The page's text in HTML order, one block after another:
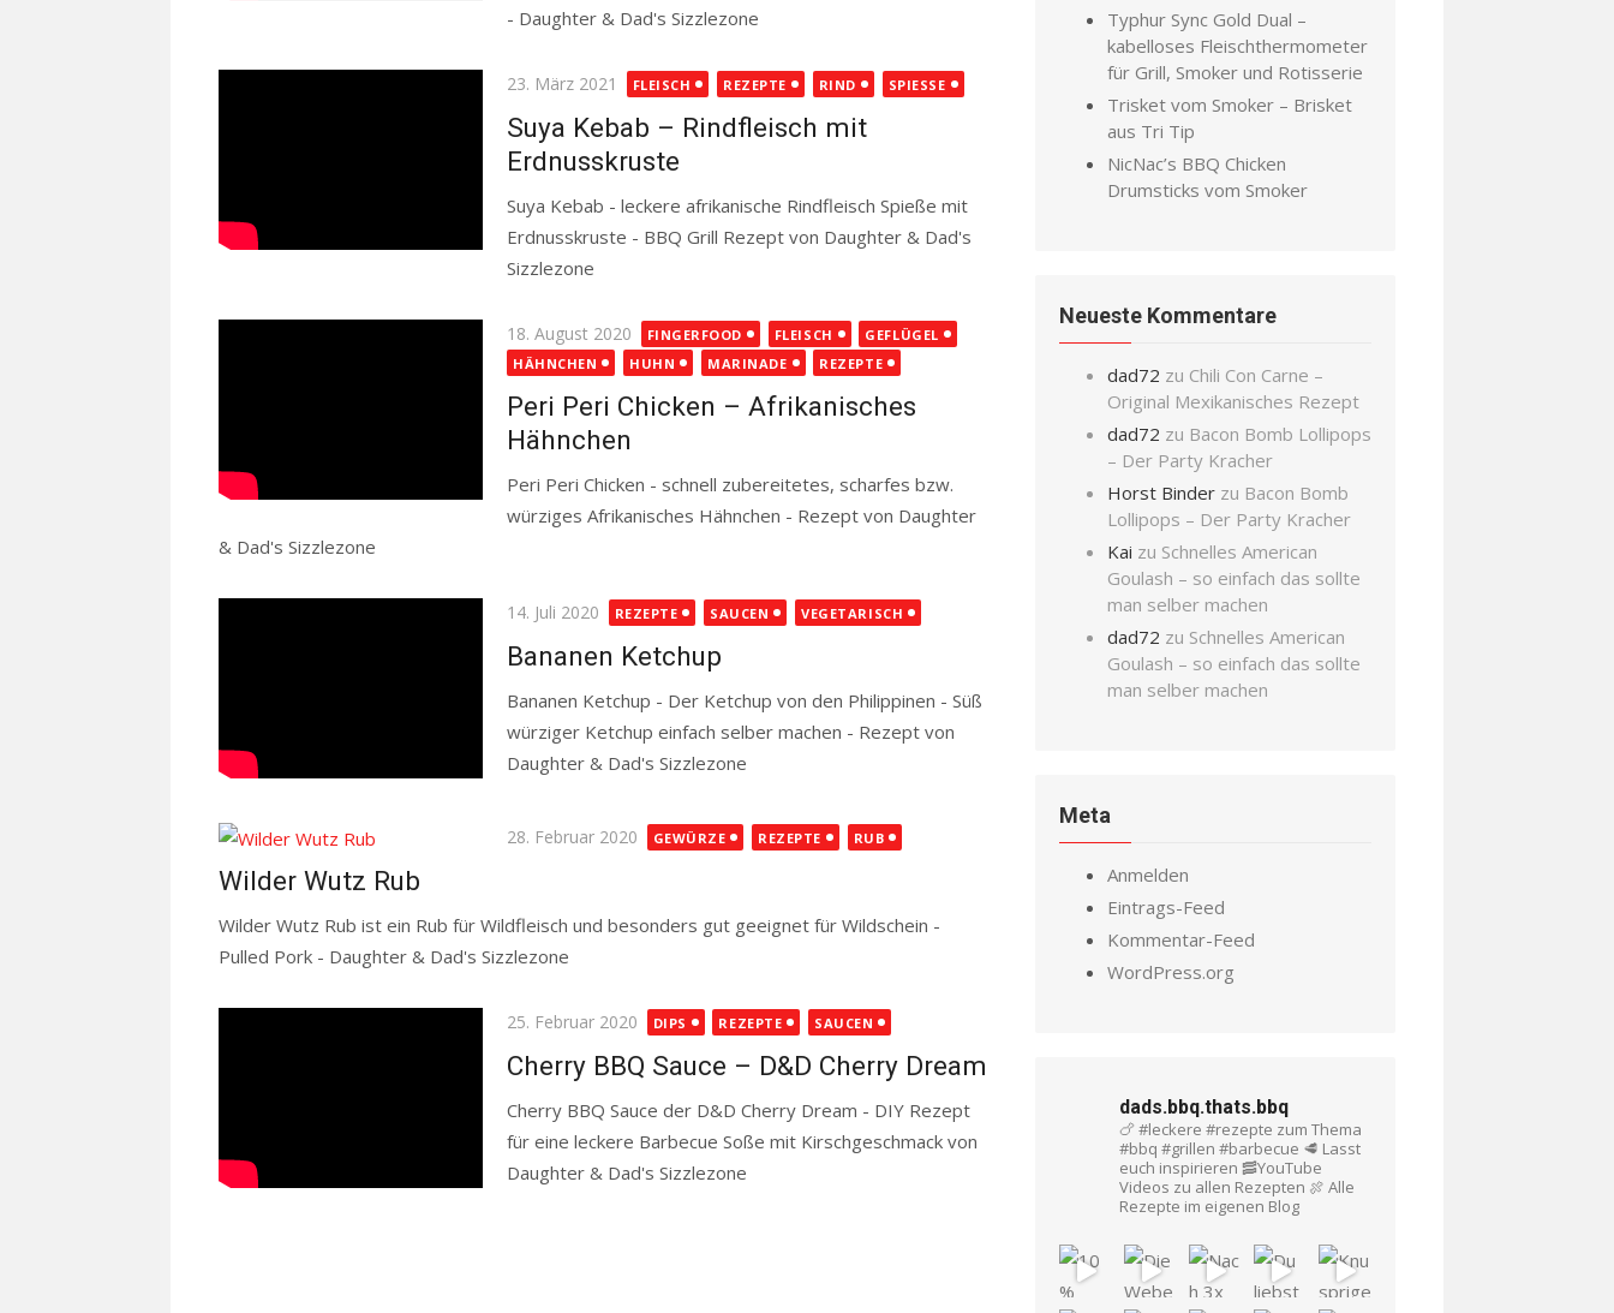
- Daughter & Dad's Sizzlezone
Posted
23. März 2021 FLEISCH REZEPTE RIND SPIESSE
Suya Kebab – Rindfleisch mit
Erdnusskruste
Suya Kebab - leckere afrikanische Rindfleisch Spieße mit
Erdnusskruste - BBQ Grill Rezept von Daughter & Dad's
Sizzlezone
Posted
on
18. August 2020 FINGERFOOD FLEISCH
GEFLÜGEL
HÄHNCHEN
HUHN MARINADE REZEPTE
Peri Peri Chicken – Afrikanisches
Hähnchen
Peri Peri Chicken - schnell zubereitetes, scharfes bzw.
würziges Afrikanisches Hähnchen - Rezept von Daughter
& Dad's Sizzlezone
Posted
14. Juli 2020 REZEPTE SAUCEN VEGETARISCH
Bananen Ketchup
Bananen Ketchup - Der Ketchup von den Philippinen - Süß
würziger Ketchup einfach selber machen - Rezept von
Daughter & Dad's Sizzlezone
Posted
28. Februar 2020 GEWÜRZE REZEPTE RUB
Wilder Wutz Rub
Wilder Wutz Rub ist ein Rub für Wildfleisch und besonders gut geeignet für Wildschein -
Pulled Pork - Daughter & Dad's Sizzlezone
Posted
25. Februar 2020 DIPS REZEPTE SAUCEN
Cherry BBQ Sauce – D&D Cherry Dream
Cherry BBQ Sauce der D&D Cherry Dream - DIY Rezept
für eine leckere Barbecue Soße mit Kirschgeschmack von
Daughter & Dad's Sizzlezone
Typhur Sync Gold Dual –
kabelloses Fleischthermometer
für Grill, Smoker und Rotisserie
Trisket vom Smoker – Brisket
aus Tri Tip
NicNac’s BBQ Chicken
Drumsticks vom Smoker
Neueste Kommentare
dad72 zu Chili Con Carne –
Original Mexikanisches Rezept
dad72 zu Bacon Bomb Lollipops
– Der Party Kracher
Horst Binder zu Bacon Bomb
Lollipops – Der Party Kracher
Kai zu Schnelles American
Goulash – so einfach das sollte
man selber machen
dad72 zu Schnelles American
Goulash – so einfach das sollte
man selber machen
Meta
Anmelden
Eintrags-Feed
Kommentar-Feed
WordPress.org
dads.bbq.thats.bbq
🍗 #leckere #rezepte zum Thema
#bbq #grillen #barbecue 🥩 Lasst
euch inspirieren 🥓YouTube
Videos zu allen Rezepten 🍖 Alle
Rezepte im eigenen Blog